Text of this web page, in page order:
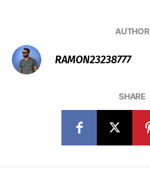
AUTHOR
RAMON23238777
SHARE